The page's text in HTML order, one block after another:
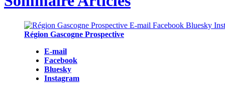
Région Gascogne Prospective
E-mail
Facebook
Bluesky
Instagram